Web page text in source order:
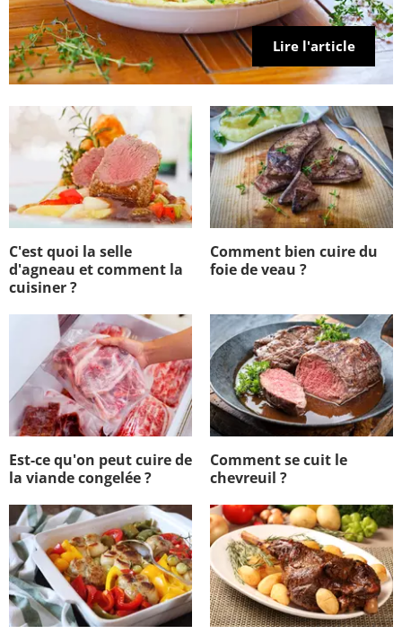
Lire l'article
C'est quoi la selle
d'agneau et comment la
cuisiner ?
Comment bien cuire du
foie de veau ?
Est-ce qu'on peut cuire de
la viande congelée ?
Comment se cuit le
chevreuil ?